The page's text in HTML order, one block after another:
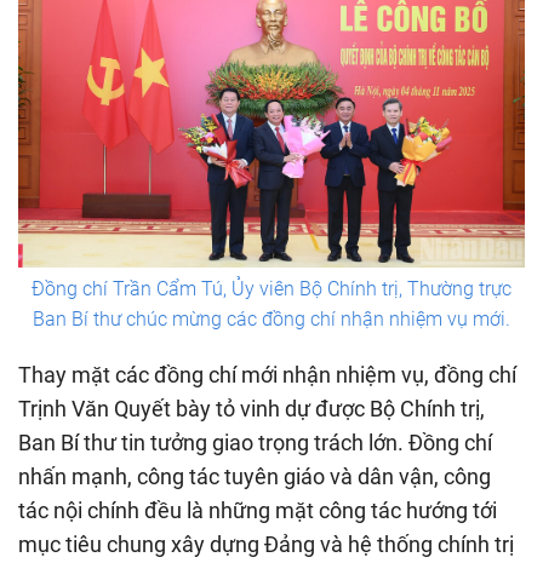
Đồng chí Trần Cẩm Tú, Ủy viên Bộ Chính trị, Thường trực
Ban Bí thư chúc mừng các đồng chí nhận nhiệm vụ mới.
Thay mặt các đồng chí mới nhận nhiệm vụ, đồng chí
Trịnh Văn Quyết bày tỏ vinh dự được Bộ Chính trị,
Ban Bí thư tin tưởng giao trọng trách lớn. Đồng chí
nhấn mạnh, công tác tuyên giáo và dân vận, công
tác nội chính đều là những mặt công tác hướng tới
mục tiêu chung xây dựng Đảng và hệ thống chính trị